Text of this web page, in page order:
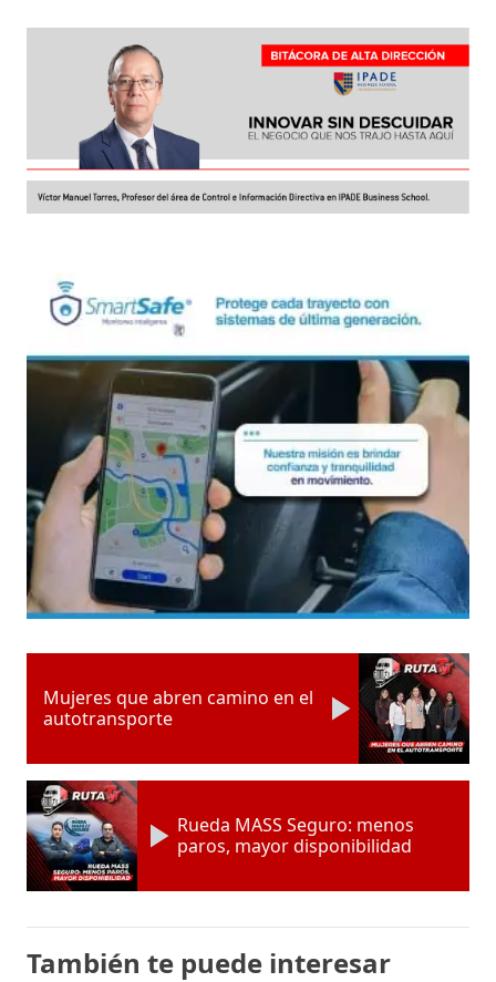
Mujeres que abren camino en el
autotransporte
Rueda MASS Seguro: menos
paros, mayor disponibilidad
También te puede interesar